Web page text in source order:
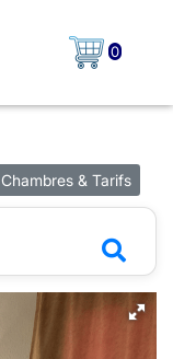
0
Chambres & Tarifs